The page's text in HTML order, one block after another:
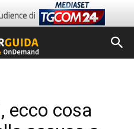
ecco cosa